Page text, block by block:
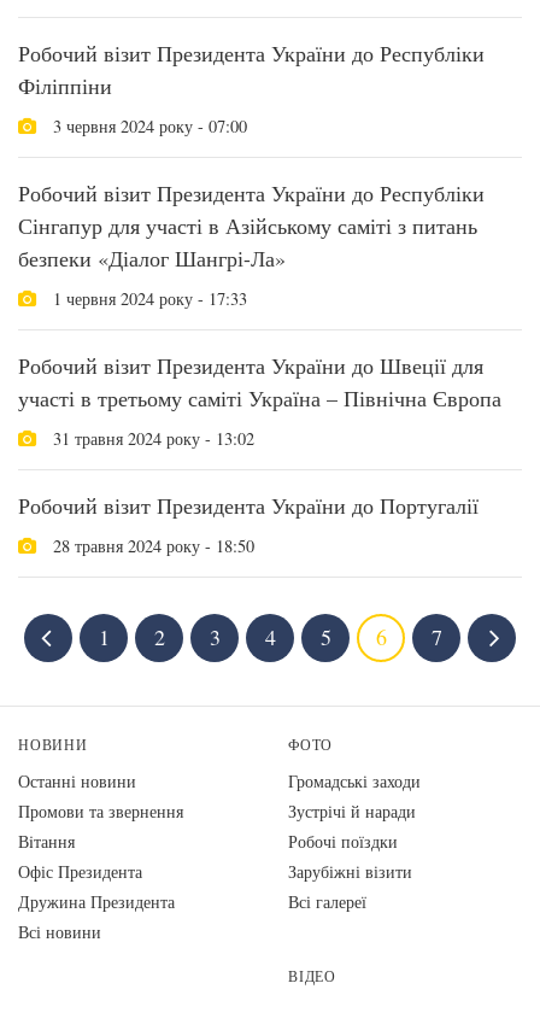
Робочий візит Президента України до Республіки
Філіппіни
3 червня 2024 року - 07:00
Робочий візит Президента України до Республіки
Сінгапур для участі в Азійському саміті з питань
безпеки «Діалог Шангрі-Ла»
1 червня 2024 року - 17:33
Робочий візит Президента України до Швеції для
участі в третьому саміті Україна – Північна Європа
31 травня 2024 року - 13:02
Робочий візит Президента України до Португалії
28 травня 2024 року - 18:50
1 2 3 4 5 6 7
НОВИНИ
Останні новини
Промови та звернення
Вiтання
Офіс Президента
Дружина Президента
Всі новини
ФОТО
Громадські заходи
Зустрічі й наради
Робочі поїздки
Зарубіжні візити
Всі галереї
ВІДЕО